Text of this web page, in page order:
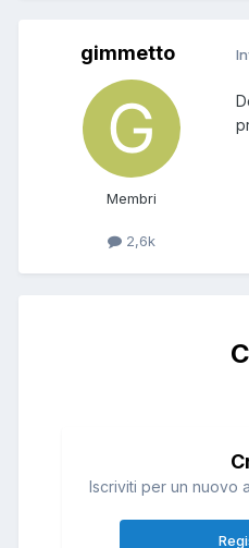
gimmetto
Membri
2,6k
Iscriviti per un nuovo